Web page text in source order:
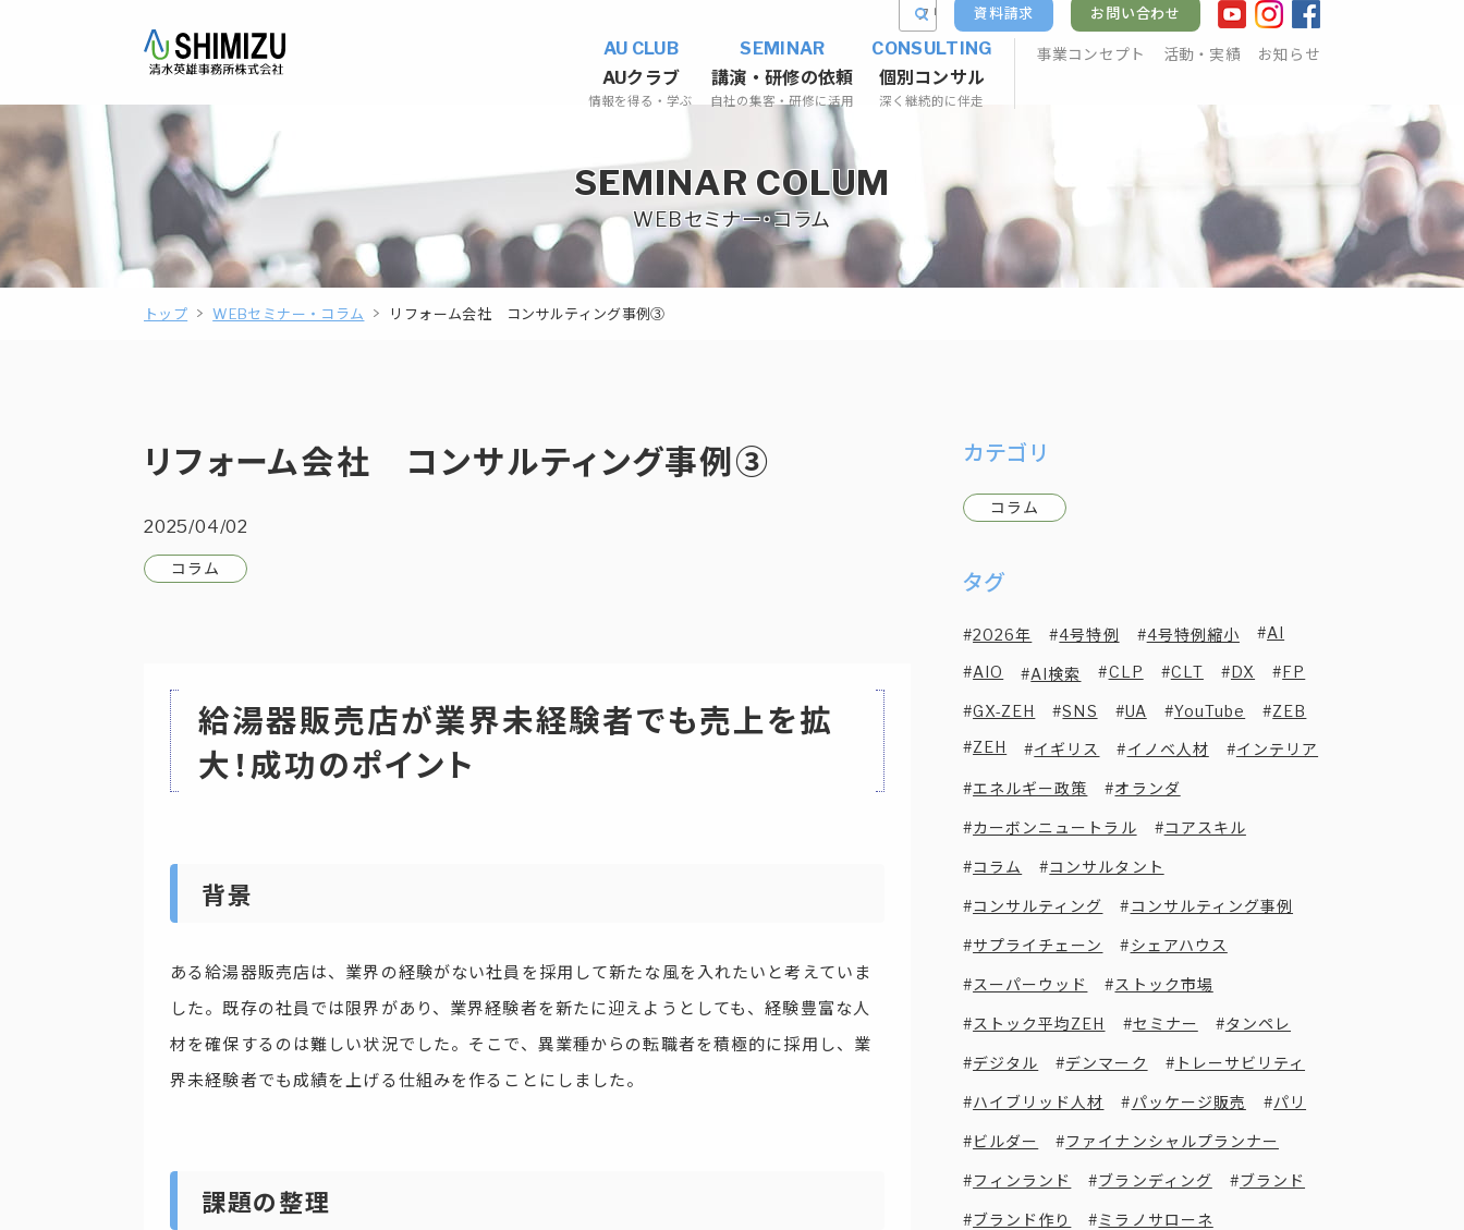
資料請求 お問い合わせ
AU CLUB
AUクラブ
情報を得る・学ぶ
SEMINAR
講演・研修の依頼
自社の集客・研修に活用
CONSULTING
個別コンサル
深く継続的に伴走
事業コンセプト 活動・実績 お知らせ
SEMINAR COLUM
WEBセミナー・コラム
トップ WEBセミナー・コラム リフォーム会社 コンサルティング事例③
リフォーム会社 コンサルティング事例③
2025/04/02
コラム
給湯器販売店が業界未経験者でも売上を拡
大！成功のポイント
背景
ある給湯器販売店は、業界の経験がない社員を採用して新たな風を入れたいと考えていま
した。既存の社員では限界があり、業界経験者を新たに迎えようとしても、経験豊富な人
材を確保するのは難しい状況でした。そこで、異業種からの転職者を積極的に採用し、業
界未経験者でも成績を上げる仕組みを作ることにしました。
課題の整理
カテゴリ
コラム
タグ
2026年 4号特例 4号特例縮小 AI
AIO AI検索 CLP CLT DX FP
GX-ZEH SNS UA YouTube
ZEB
ZEH
イギリス イノベ人材 インテリア
エネルギー政策 オランダ
カーボンニュートラル コアスキル
コラム コンサルタント
コンサルティング コンサルティング事例
サプライチェーン シェアハウス
スーパーウッド ストック市場
ストック平均ZEH セミナー タンペレ
デジタル デンマーク トレーサビリティ
ハイブリッド人材 パッケージ販売 パリ
ビルダー ファイナンシャルプランナー
フィンランド ブランディング ブランド
ブランド作り ミラノサローネ